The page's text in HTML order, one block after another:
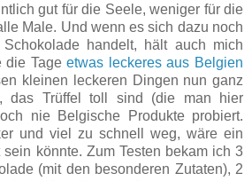
gut für die Seele, weniger für die
Male. Und wenn es sich dazu noch
handelt, hält auch mich
die Tageetwas leckeres aus Belgien
kleinen leckeren Dingen nun ganz
das Trüffel toll sind (die man hier
nie Belgische Produkte probiert.
und viel zu schnell weg, wäre ein
könnte. Zum Testen bekam ich 3
(mit den besonderen Zutaten), 2